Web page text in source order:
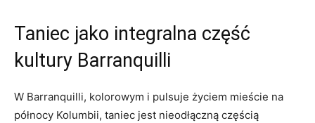
Taniec‍ jako integralna⁢ część‌
kultury Barranquilli
W Barranquilli, kolorowym ⁣i pulsuje życiem mieście ⁤na
północy ‌Kolumbii, taniec jest nieodłączną częścią